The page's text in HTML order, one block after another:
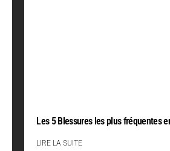
Les 5 Blessures les plus fréquentes
LIRE LA SUITE